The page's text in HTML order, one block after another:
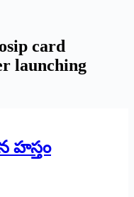
card
launching
హస్తం